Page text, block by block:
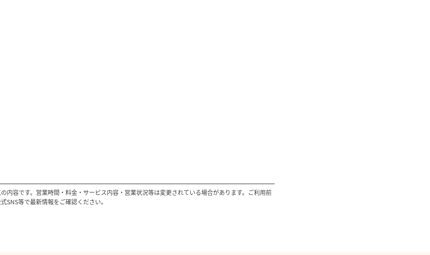
内容です。営業時間・料金・サービス内容・営業状況等は変更されている場合があります。ご利用前
SNS等で最新情報をご確認ください。